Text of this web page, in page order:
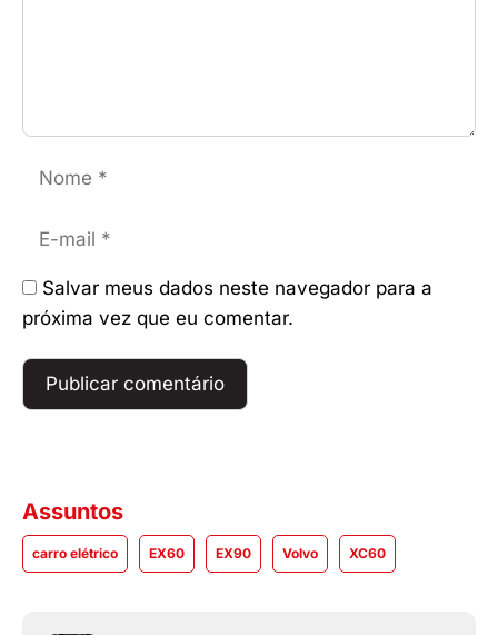
mail
Salvar meus dados neste navegador para a
próxima vez que eu comentar.
Assuntos
carro elétrico EX60 EX90 Volvo XC60